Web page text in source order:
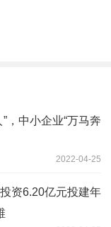
，中小企业“万马奔
2022-04-25
资6.20亿元投建年